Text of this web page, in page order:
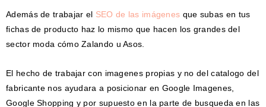
Además de trabajar el SEO de las imágenes que subas en tus
fichas de producto haz lo mismo que hacen los grandes del
sector moda cómo Zalando u Asos.
El hecho de trabajar con imagenes propias y no del catalogo del
fabricante nos ayudara a posicionar en Google Imagenes,
Google Shopping y por supuesto en la parte de busqueda en las